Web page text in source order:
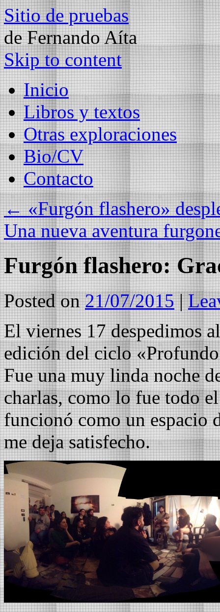
Sitio de pruebas
de Fernando Aíta
Skip to content
Inicio
Libros y textos
Otras exploraciones
Bio/CV
Contacto
←«Furgón flashero»
Una nueva aventura
Furgón flashero:
Posted on 21/07/2015 |
El viernes 17 despedimos
edición del ciclo
Fue una muy linda noche
charlas, como lo fue todo
funcionó como un espacio
me deja satisfecho.